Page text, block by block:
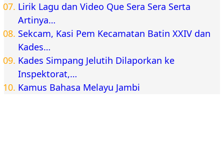
Lirik Lagu dan Video Que Sera Sera Serta
Artinya…
Sekcam, Kasi Pem Kecamatan Batin XXIV dan
Kades…
Kades Simpang Jelutih Dilaporkan ke
Inspektorat,…
Kamus Bahasa Melayu Jambi